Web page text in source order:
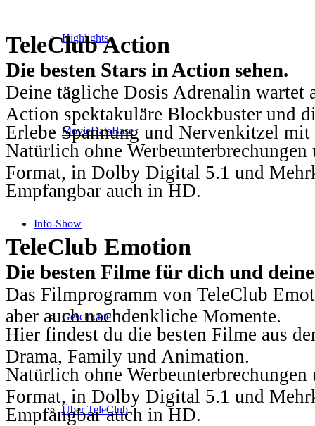
Highlights
MovieDataBase
Info-Show
Geschichte
Über TeleClub
TeleClub Action
Die besten Stars in Action sehen.
Deine tägliche Dosis Adrenalin wartet
Action spektakuläre Blockbuster und
Erlebe Spannung und Nervenkitzel
Natürlich ohne
Format, in Dolby Digital 5.1 und
Empfangbar auch in HD.
TeleClub Emotion
Die besten Filme für dich und
Das Filmprogramm von TeleClub
aber auch nachdenkliche Momente.
Hier findest du die besten Filme aus
Drama, Family und Animation.
Natürlich ohne
Format, in Dolby Digital 5.1 und
Empfangbar auch in HD.